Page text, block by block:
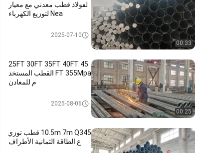
00:33
لفولاذ قطب معدني مع معيار
Nea لتوزيع الكهرباء
القطب فائدة معدنية2025-07-10
00:25
25FT 30FT 35FT 40FT 45
FT 355Mpa القطب المستخد
م للمعادن
القطب فائدة معدنية2025-08-06
10.5m 7m Q345 قطب توزي
ع الطاقة الثمانية الأطراف